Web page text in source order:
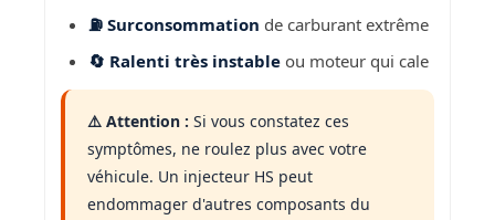
⛽ Surconsommation de carburant extrême
🔄 Ralenti très instable ou moteur qui cale
⚠️ Attention : Si vous constatez ces
symptômes, ne roulez plus avec votre
véhicule. Un injecteur HS peut
endommager d'autres composants du